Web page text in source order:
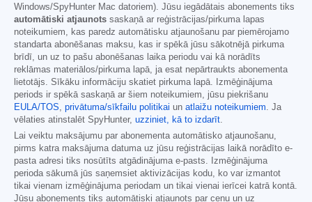
Windows/SpyHunter Mac datoriem). Jūsu iegādātais abonements tiks
automātiski atjaunots saskaņā ar reģistrācijas/pirkuma lapas
noteikumiem, kas paredz automātisku atjaunošanu par piemērojamo
standarta abonēšanas maksu, kas ir spēkā jūsu sākotnējā pirkuma
brīdī, un uz to pašu abonēšanas laika periodu vai kā norādīts
reklāmas materiālos/pirkuma lapā, ja esat nepārtraukts abonementa
lietotājs. Sīkāku informāciju skatiet pirkuma lapā. Izmēģinājuma
periods ir spēkā saskaņā ar šiem noteikumiem, jūsu piekrišanu
EULA/TOS, privātuma/sīkfailu politikai un atlaižu noteikumiem. Ja
vēlaties atinstalēt SpyHunter, uzziniet, kā to izdarīt.
Lai veiktu maksājumu par abonementa automātisko atjaunošanu,
pirms katra maksājuma datuma uz jūsu reģistrācijas laikā norādīto e-
pasta adresi tiks nosūtīts atgādinājuma e-pasts. Izmēģinājuma
perioda sākumā jūs saņemsiet aktivizācijas kodu, ko var izmantot
tikai vienam izmēģinājuma periodam un tikai vienai ierīcei katrā kontā.
Jūsu abonements tiks automātiski atjaunots par cenu un uz